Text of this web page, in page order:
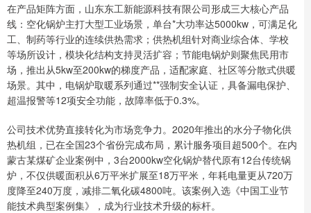
在产品矩阵方面，山东东工新能源科技有限公司形成三大核心产品
线：空化锅炉主打大型工业场景，单台*大功率达5000kw，可满足化
工、制药等行业的连续供热需求；供热机组针对商业综合体、学校
等场所设计，模块化结构支持灵活扩容；节能电锅炉则聚焦民用市
场，推出从5kw至200kw的梯度产品，适配家庭、社区等分散式供暖
场景。其中，电锅炉取暖系列通过**强制安全认证，具备漏电保护、
超温报警等12项安全功能，故障率低于0.3%。
公司技术优势直接转化为市场竞争力。2020年推出的水分子物化供
热机组，已在全国23个省份完成布局，累计服务项目超500个。在内
蒙古某煤矿企业案例中，3台2000kw空化锅炉替代原有12台传统锅
炉，不仅供暖面积从6万平米扩展至18万平米，年耗电量更从720万
度降至240万度，减排二氧化碳4800吨。该案例入选《中国工业节
能技术典型案例集》，成为行业技术升级的标杆。